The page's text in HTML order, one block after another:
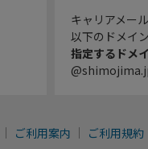
キャリアメー
以下のドメイ
指定するドメ
ご利用案内 ご利用規約